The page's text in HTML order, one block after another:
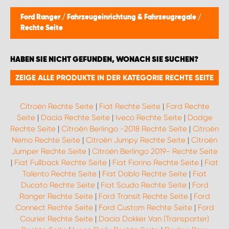
Ford Ranger / Fahrzeugeinrichtung & Fahrzeugregale /
Rechte Seite
HABEN SIE NICHT GEFUNDEN, WONACH SIE SUCHEN?
ZEIGE ALLE PRODUKTE IN DER KATEGORIE RECHTE SEITE
Citroën Rechte Seite| Fiat Rechte Seite| Ford Rechte
Seite| Dacia Rechte Seite| Iveco Rechte Seite| Dodge
Rechte Seite | Citroën Berlingo -2018 Rechte Seite | Citroën
Nemo Rechte Seite | Citroën Jumpy Rechte Seite | Citroën
Jumper Rechte Seite| Citroën Berlingo 2019- Rechte Seite
| Fiat Fullback Rechte Seite | Fiat Fiorino Rechte Seite | Fiat
Talento Rechte Seite | Fiat Doblo Rechte Seite | Fiat
Ducato Rechte Seite| Fiat Scudo Rechte Seite| Ford
Ranger Rechte Seite| Ford Transit Rechte Seite| Ford
Connect Rechte Seite| Ford Custom Rechte Seite| Ford
Courier Rechte Seite | Dacia Dokker Van (Transporter)
WORK SYSTEM LIMBURG-KEMPEN
WORK SYSTEM NAMEN